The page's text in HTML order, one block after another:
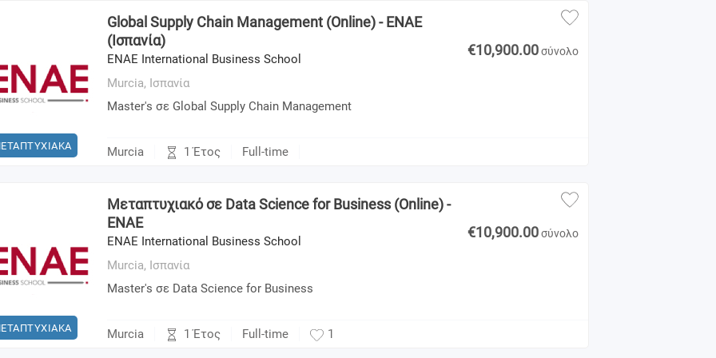
Global Supply Chain Management (Online) - ENAE
(Ισπανία)
ENAE International Business School
Murcia, Ισπανία
Master's σε Global Supply Chain Management
€10,900.00σύνολο
Murcia 1 Έτος Full-time
Μεταπτυχιακό σε Data Science for Business (Online) -
ENAE
ENAE International Business School
Murcia, Ισπανία
Master's σε Data Science for Business
€10,900.00σύνολο
Murcia 1 Έτος Full-time 1